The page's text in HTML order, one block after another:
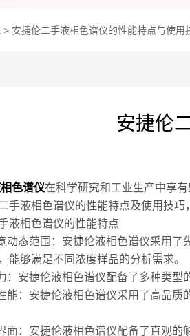
> 安捷伦二手液相色谱仪的性能特点与使用
安捷伦
色谱仪在科学研究和工业生产中享
手液相色谱仪的性能特点及使用技巧
相色谱仪的性能特点
范围：安捷伦液相色谱仪采用了
能够满足不同浓度样品的分析需求。
捷伦液相色谱仪配备了多种类型
安捷伦液相色谱仪采用了高品质
安捷伦液相色谱仪配备了直观的